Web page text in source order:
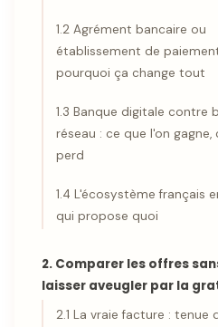
1.2 Agrément bancaire ou
établissement de
pourquoi ça change tout
1.3 Banque digitale contre
réseau : ce que l'on gagne,
perd
1.4 L'écosystème français
qui propose quoi
2. Comparer les offres
laisser aveugler par la
2.1 La vraie facture : tenue